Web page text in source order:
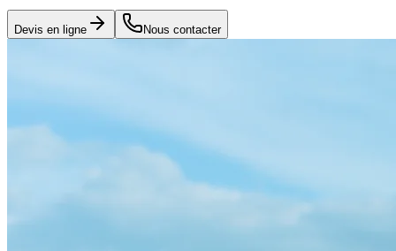
Devis en ligne Nous contacter